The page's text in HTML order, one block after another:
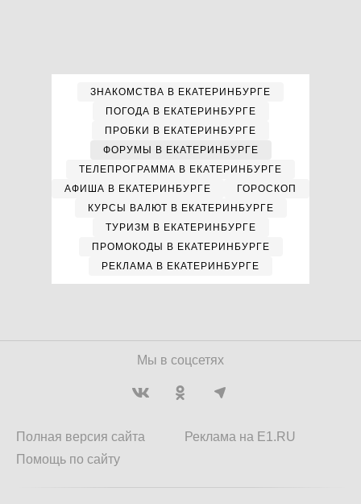
ЗНАКОМСТВА В ЕКАТЕРИНБУРГЕ
ПОГОДА В ЕКАТЕРИНБУРГЕ
ПРОБКИ В ЕКАТЕРИНБУРГЕ
ФОРУМЫ В ЕКАТЕРИНБУРГЕ
ТЕЛЕПРОГРАММА В ЕКАТЕРИНБУРГЕ
АФИША В ЕКАТЕРИНБУРГЕ
ГОРОСКОП
КУРСЫ ВАЛЮТ В ЕКАТЕРИНБУРГЕ
ТУРИЗМ В ЕКАТЕРИНБУРГЕ
ПРОМОКОДЫ В ЕКАТЕРИНБУРГЕ
РЕКЛАМА В ЕКАТЕРИНБУРГЕ
Мы в соцсетях
Полная версия сайта
Помощь по сайту
Реклама на E1.RU